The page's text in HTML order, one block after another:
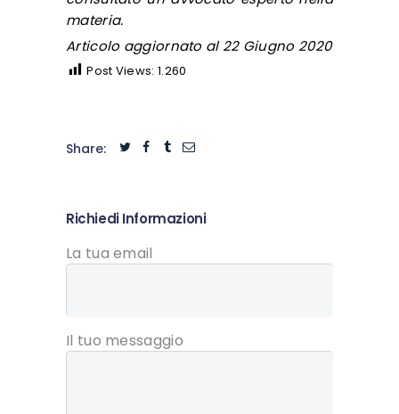
materia.
Articolo aggiornato al 22 Giugno 2020
Post Views: 1.260
Share:
Richiedi Informazioni
La tua email
Il tuo messaggio